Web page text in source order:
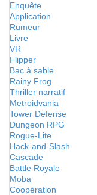
Enquête
Application
Rumeur
Livre
VR
Flipper
Bac à sable
Rainy Frog
Thriller narratif
Metroidvania
Tower Defense
Dungeon RPG
Rogue-Lite
Hack-and-Slash
Cascade
Battle Royale
Moba
Coopération